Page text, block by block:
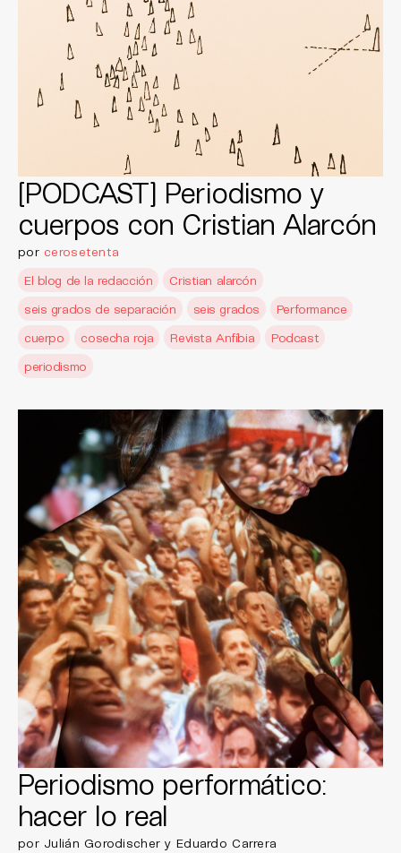
[PODCAST] Periodismo y
cuerpos con Cristian Alarcón
por cerosetenta
El blog de la redacción
Cristian alarcón
seis grados de separación
seis grados
Performance
cuerpo
cosecha roja Revista Anfíbia
Podcast
periodismo
Periodismo performático:
hacer lo real
por Julián Gorodischer y Eduardo Carrera